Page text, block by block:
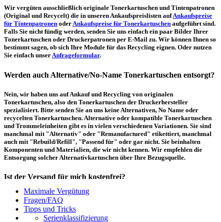
Wir vergüten ausschließlich originale Tonerkartuschen und Tintenpatronen
(Original und Recycelt) die in unseren Ankaufspreislisten aufAnkaufspreise
für Tintenpatronen oderAnkaufspreise für Tonerkartuschen aufgeführt sind.
Falls Sie nicht fündig werden, senden Sie uns einfach ein paar Bilder Ihrer
Tonerkartuschen oder Druckerpatronen per E-Mail zu. Wir können Ihnen so
bestimmt sagen, ob sich Ihre Module für das Recycling eignen. Oder nutzen
Sie einfach unserAnfrageformular.
Werden auch Alternative/No-Name Tonerkartuschen entsorgt?
Nein, wir haben uns auf Ankauf und Recycling von originalen
Tonerkartuschen, also den Tonerkartuschen der Druckerhersteller
spezialisiert. Bitte senden Sie an uns keine Alternativen, No Name oder
recycelten Tonerkartuschen. Alternative oder kompatible Tonerkartuschen
und Trommeleinheiten gibt es in vielen verschiedenen Variationen. Sie sind
manchmal mit "Alternativ" oder "Remanufactured" etikettiert, manchmal
auch mit "Rebuild/Refill", "Passend für" oder gar nicht. Sie beinhalten
Komponenten und Materialien, die wir nicht kennen. Wir empfehlen die
Entsorgung solcher Alternativkartuschen über Ihre Bezugsquelle.
Ist der Versand für mich kostenfrei?
Ein kostenfreier, innerdeutscher Versand (Paketmarke bzw.
Palettenabholung) ist erst ab einem Ankaufswert von 30,00€ pro Paket bzw.
150,00€ pro Palette möglich. Unter diesen Werten belaufen sich die
Rücksendekosten auf 7,14€ pro Paket bzw. 59,50€ pro Palette (inkl. MwSt.).
Maximale Vergütung
Fragen/FAQ
Tipps und Tricks
Serienklassifizierung